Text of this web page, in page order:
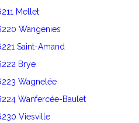
Mellet
Wangenies
Saint-Amand
Brye
Wagnelée
Wanfercée-Baulet
Viesville